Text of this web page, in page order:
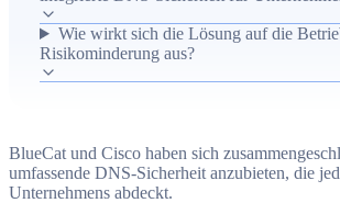
Praktische Ergebnisse umfassen eine
Bedrohungserkennung, zentralisierte
Verwaltungsfunktionen und optimierte
Vorfallreaktion über die DNS-Ebene
Wie wirkt sich die Lösung auf die
Risikominderung aus?
BlueCat und Cisco haben sich
umfassende DNS-Sicherheit anzubieten, die
Unternehmens abdeckt.